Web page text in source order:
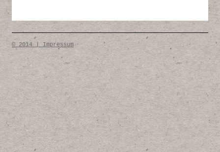
© 2014 | Impressum